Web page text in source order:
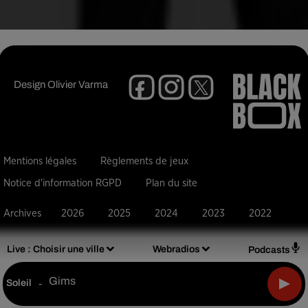
Live : Choisir une ville Webradios Podcasts
Soleil - Gims
DesignOlivier Varma
Mentions légales Règlements de jeux
Notice d'information RGPD Plan du site
Archives 2026 2025 2024 2023 2022